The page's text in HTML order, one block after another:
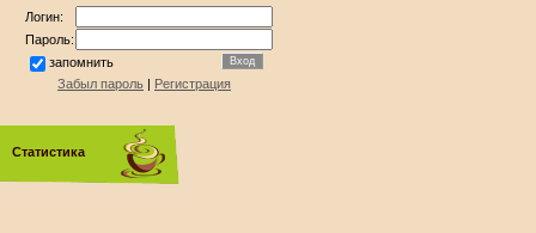
Логин:
Пароль:
запомнить
Забыл пароль | Регистрация
Статистика